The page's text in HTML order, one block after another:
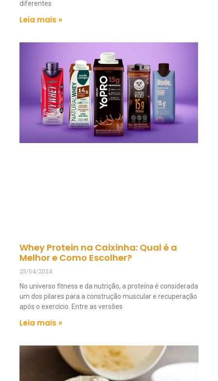
diferentes
Leia mais »
Whey Protein na Caixinha: Qual é a
Melhor e Como Escolher?
25/04/2024
No universo fitness e da nutrição, a proteína é considerada
um dos pilares para a construção muscular e recuperação
após o exercício. Entre as versões
Leia mais »